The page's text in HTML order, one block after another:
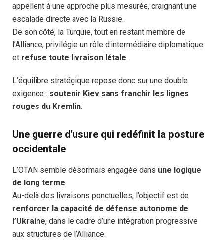
appellent à une approche plus mesurée, craignant une
escalade directe avec la Russie.
De son côté, la Turquie, tout en restant membre de
l’Alliance, privilégie un rôle d’intermédiaire diplomatique
et refuse toute livraison létale.
L’équilibre stratégique repose donc sur une double
exigence : soutenir Kiev sans franchir les lignes
rouges du Kremlin.
Une guerre d’usure qui redéfinit la posture
occidentale
L’OTAN semble désormais engagée dans une logique
de long terme.
Au-delà des livraisons ponctuelles, l’objectif est de
renforcer la capacité de défense autonome de
l’Ukraine, dans le cadre d’une intégration progressive
aux structures de l’Alliance.